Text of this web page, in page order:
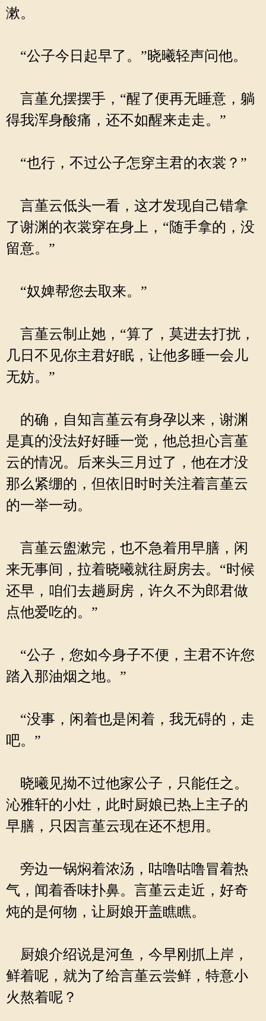
漱。
“公子今日起早了。”晓曦轻声问他。
言堇允摆摆手，“醒了便再无睡意，躺
得我浑身酸痛，还不如醒来走走。”
“也行，不过公子怎穿主君的衣裳？”
言堇云低头一看，这才发现自己错拿
了谢渊的衣裳穿在身上，“随手拿的，没
留意。”
“奴婢帮您去取来。”
言堇云制止她，“算了，莫进去打扰，
几日不见你主君好眠，让他多睡一会儿
无妨。”
的确，自知言堇云有身孕以来，谢渊
是真的没法好好睡一觉，他总担心言堇
云的情况。后来头三月过了，他在才没
那么紧绷的，但依旧时时关注着言堇云
的一举一动。
言堇云盥漱完，也不急着用早膳，闲
来无事间，拉着晓曦就往厨房去。“时候
还早，咱们去趟厨房，许久不为郎君做
点他爱吃的。”
“公子，您如今身子不便，主君不许您
踏入那油烟之地。”
“没事，闲着也是闲着，我无碍的，走
吧。”
晓曦见拗不过他家公子，只能任之。
沁雅轩的小灶，此时厨娘已热上主子的
早膳，只因言堇云现在还不想用。
旁边一锅焖着浓汤，咕噜咕噜冒着热
气，闻着香味扑鼻。言堇云走近，好奇
炖的是何物，让厨娘开盖瞧瞧。
厨娘介绍说是河鱼，今早刚抓上岸，
鲜着呢，就为了给言堇云尝鲜，特意小
火熬着呢？